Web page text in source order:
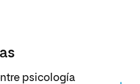
psicología